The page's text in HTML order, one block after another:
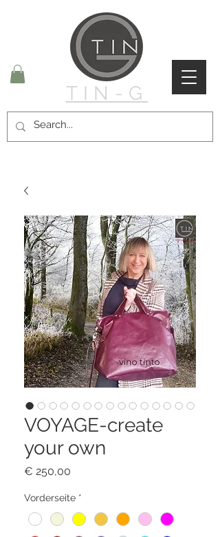
TIN-G
VOYAGE-create
your own
€ 250,00
Vorderseite *